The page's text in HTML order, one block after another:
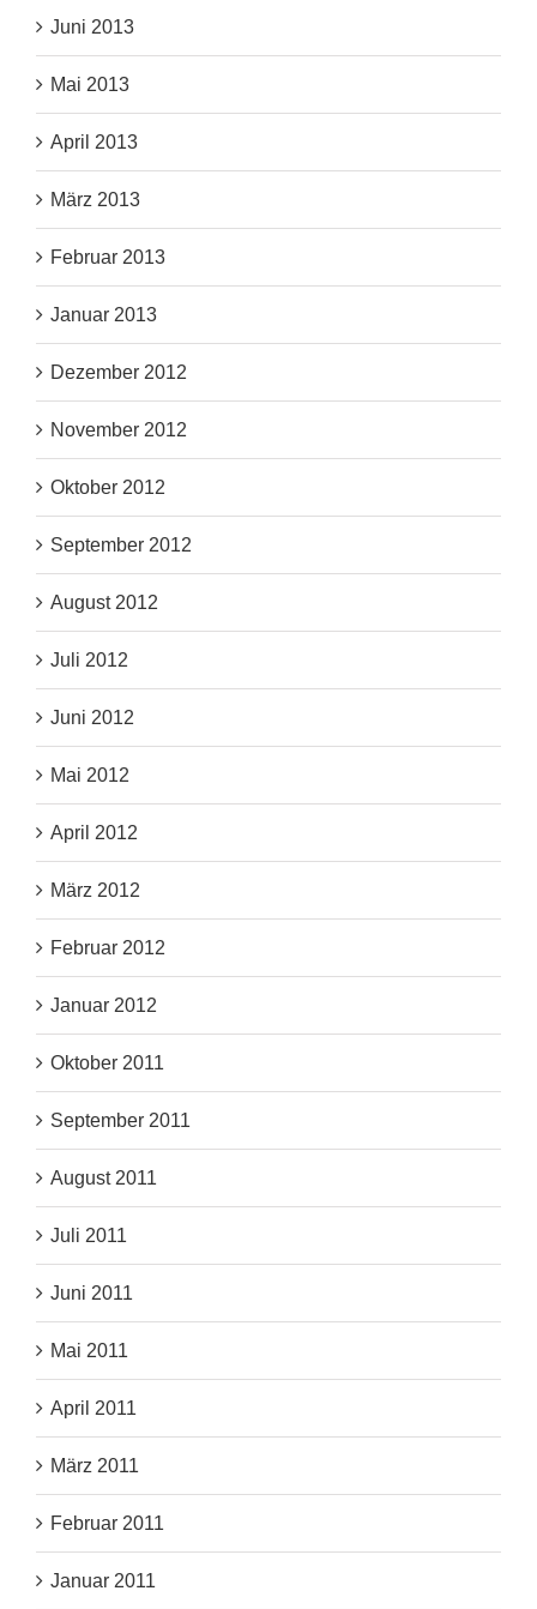
Juni 2013
Mai 2013
April 2013
März 2013
Februar 2013
Januar 2013
Dezember 2012
November 2012
Oktober 2012
September 2012
August 2012
Juli 2012
Juni 2012
Mai 2012
April 2012
März 2012
Februar 2012
Januar 2012
Oktober 2011
September 2011
August 2011
Juli 2011
Juni 2011
Mai 2011
April 2011
März 2011
Februar 2011
Januar 2011